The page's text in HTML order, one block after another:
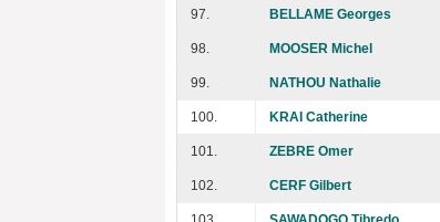
97. BELLAME Georges
98. MOOSER Michel
99. NATHOU Nathalie
100. KRAI Catherine
101. ZEBRE Omer
102. CERF Gilbert